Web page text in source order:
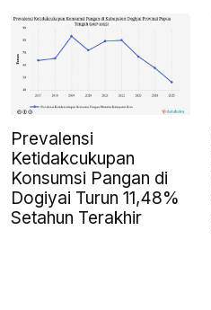
Prevalensi
Ketidakcukupan
Konsumsi Pangan di
Dogiyai Turun 11,48%
Setahun Terakhir